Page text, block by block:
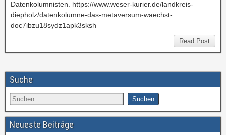
Datenkolumnisten. https://www.weser-kurier.de/landkreis-
diepholz/datenkolumne-das-metaversum-waechst-
doc7ibzu18sydz1apk3sksh
Read Post
Suche
Neueste Beiträge